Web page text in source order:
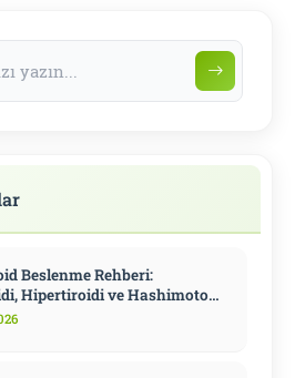
Beslenme Rehberi:
Hipertiroidi ve Hashimoto
Diyet